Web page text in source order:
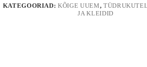
KATEGOORIAD:KÕIGE UUEM,
JA KLEIDID